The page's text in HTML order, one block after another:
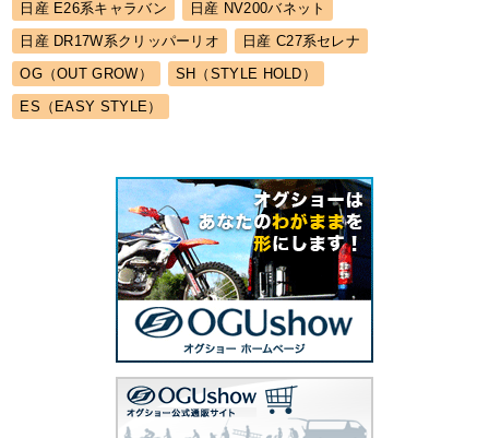
日産 E26系キャラバン
日産 NV200バネット
日産 DR17W系クリッパーリオ
日産 C27系セレナ
OG（OUT GROW）
SH（STYLE HOLD）
ES（EASY STYLE）